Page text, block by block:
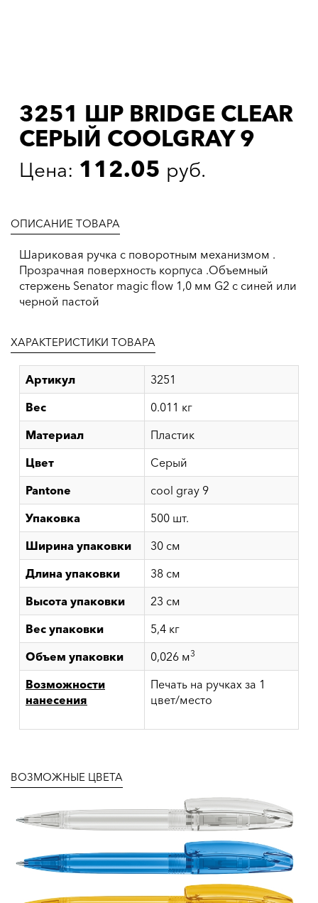
3251 ШР BRIDGE CLEAR
СЕРЫЙ COOLGRAY 9
Цена: 112.05 руб.
ОПИСАНИЕ ТОВАРА
Шариковая ручка с поворотным механизмом .
Прозрачная поверхность корпуса .Объемный
стержень Senator magic flow 1,0 мм G2 с синей или
черной пастой
ХАРАКТЕРИСТИКИ ТОВАРА
Артикул
3251
Вес
0.011 кг
Материал
Пластик
Цвет
Серый
Pantone
cool gray 9
Упаковка
500 шт.
Ширина упаковки
30 см
Длина упаковки
38 см
Высота упаковки
23 см
Вес упаковки
5,4 кг
Объем упаковки
0,026 м3
Возможности
нанесения
Печать на ручках за 1
цвет/место
ВОЗМОЖНЫЕ ЦВЕТА